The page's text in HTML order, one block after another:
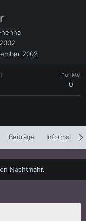
2002
Punkte
0
Beiträge
Nachtmahr.